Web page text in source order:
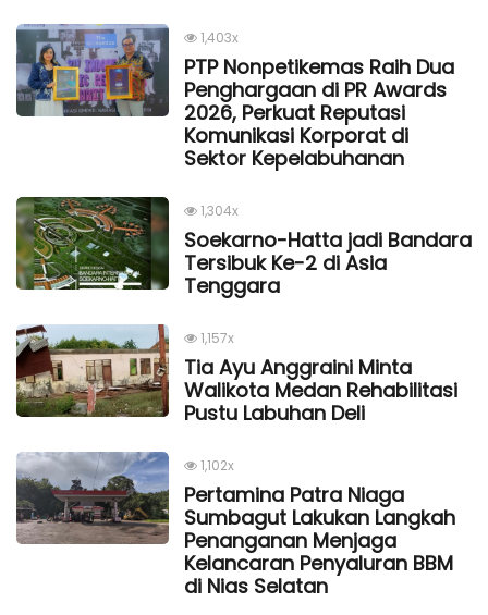
1,403x
PTP Nonpetikemas Raih Dua
Penghargaan di PR Awards
2026, Perkuat Reputasi
Komunikasi Korporat di
Sektor Kepelabuhanan
1,304x
Soekarno-Hatta jadi Bandara
Tersibuk Ke-2 di Asia
Tenggara
1,157x
Tia Ayu Anggraini Minta
Walikota Medan Rehabilitasi
Pustu Labuhan Deli
1,102x
Pertamina Patra Niaga
Sumbagut Lakukan Langkah
Penanganan Menjaga
Kelancaran Penyaluran BBM
di Nias Selatan